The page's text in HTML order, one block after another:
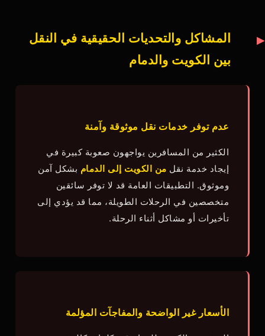
المشاكل والتحديات الحقيقية في النقل
بين الكويت والدمام
عدم توفر خدمات نقل موثوقة وآمنة
الكثير من المسافرين يواجهون صعوبة كبيرة في
إيجاد خدمة نقل من الكويت إلى الدمام بشكل آمن
وموثوق. التطبيقات العامة قد لا توفر سائقين
متخصصين في الرحلات الطويلة، مما قد يؤدي إلى
تأخيرات أو مشاكل أثناء الرحلة.
الأسعار غير الواضحة والمفاجآت المؤلمة